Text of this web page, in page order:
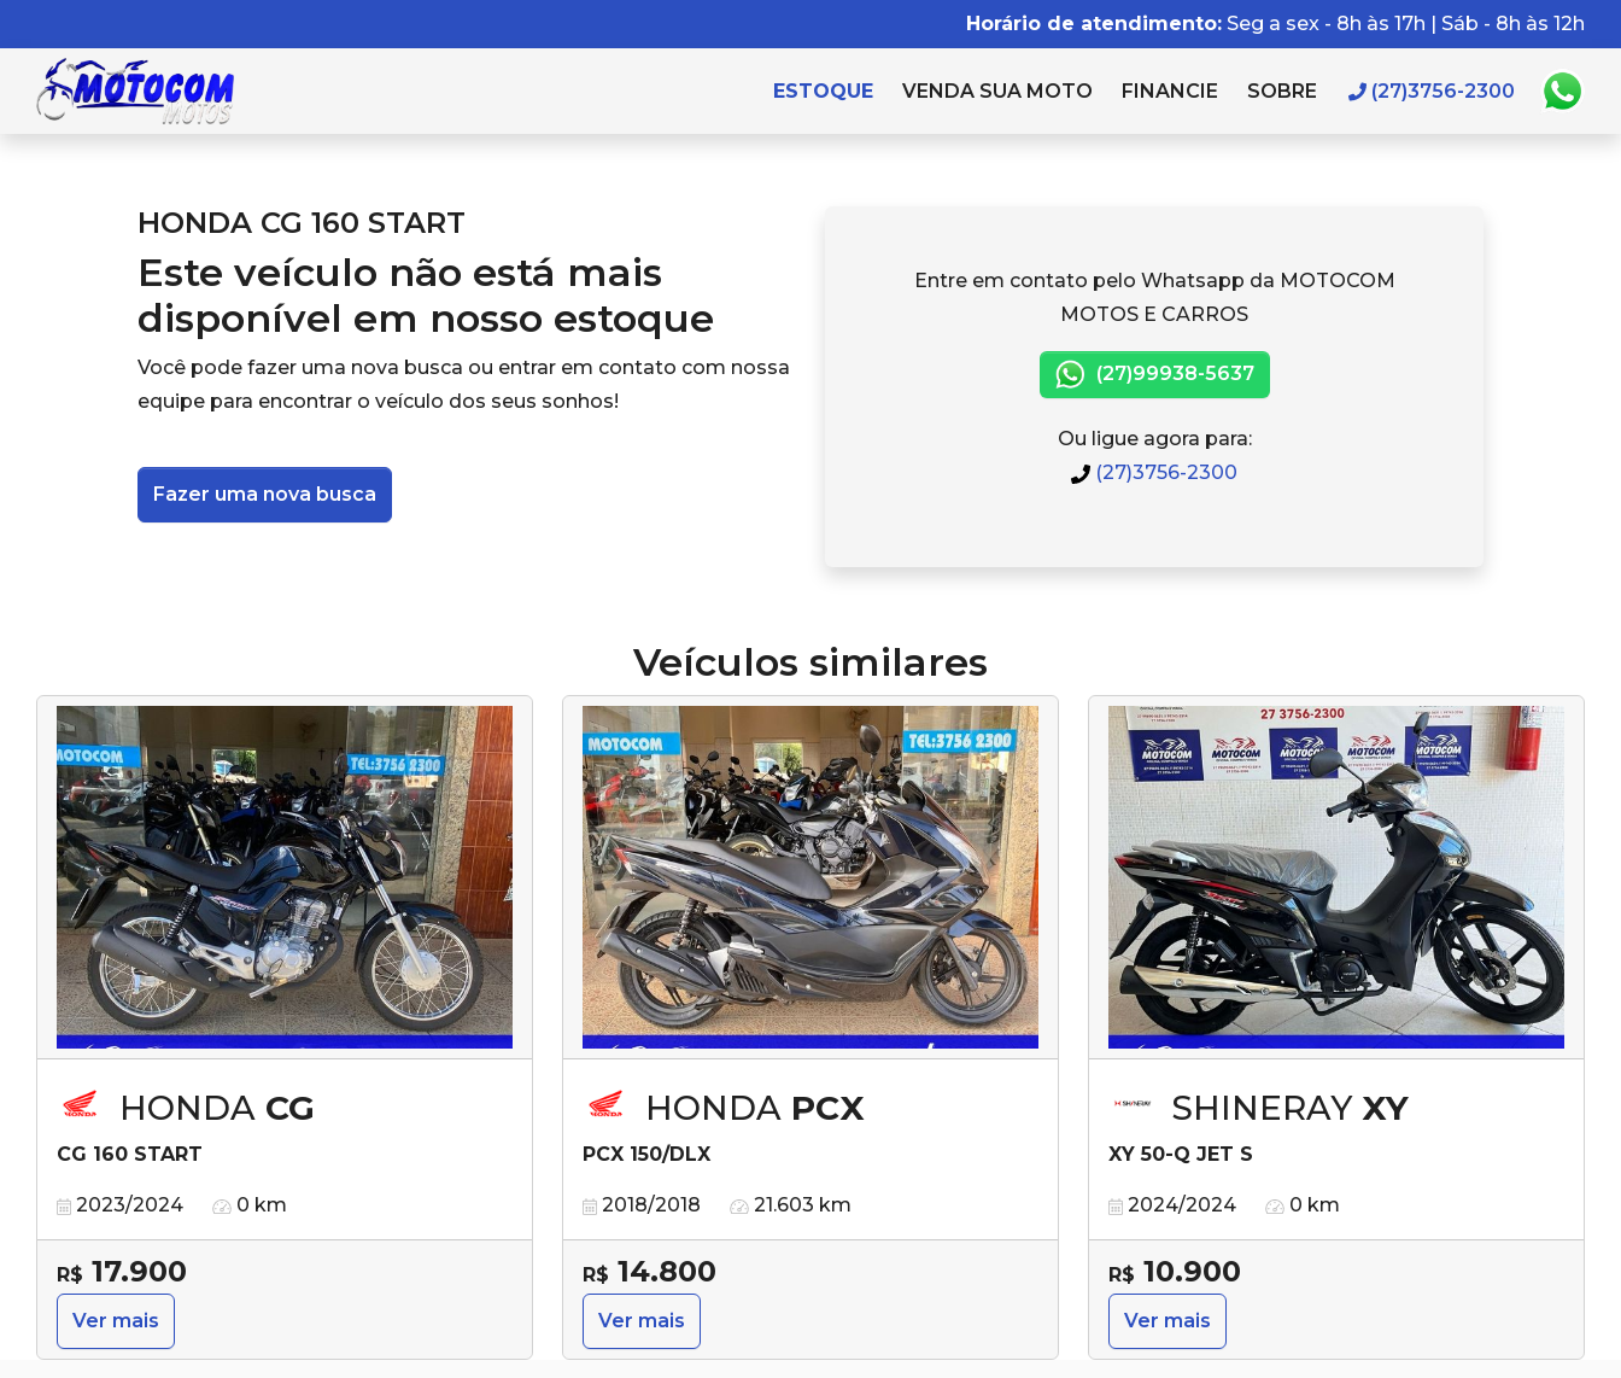
Horário de atendimento: Seg a sex - 8h às 17h | Sáb - 8h às 12h
ESTOQUE VENDA SUA MOTO FINANCIE SOBRE (27)3756-2300
HONDA CG 160 START
Este veículo não está mais
disponível em nosso estoque
Você pode fazer uma nova busca ou entrar em contato com nossa
equipe para encontrar o veículo dos seus sonhos!
Fazer uma nova busca
Entre em contato pelo Whatsapp da MOTOCOM
MOTOS E CARROS
(27)99938-5637
Ou ligue agora para:
(27)3756-2300
Veículos similares
HONDA CG
CG 160 START
2023/2024 0 km
R$ 17.900
Ver mais
HONDA PCX
PCX 150/DLX
2018/2018 21.603 km
R$ 14.800
Ver mais
SHINERAY XY
XY 50-Q JET S
2024/2024 0 km
R$ 10.900
Ver mais